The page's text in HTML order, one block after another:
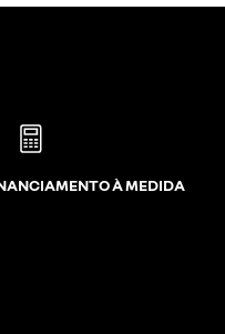
À MEDIDA